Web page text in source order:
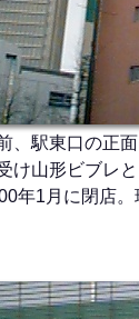
、駅東口の正
け山形ビブレ
年1月に閉店。